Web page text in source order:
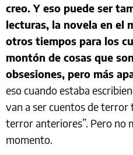
creo. Y eso puede ser
lecturas, la novela en el
otros tiempos para los
montón de cosas que
obsesiones, pero más
eso cuando estaba
van a ser cuentos de terror
terror anteriores”. Pero no
momento.